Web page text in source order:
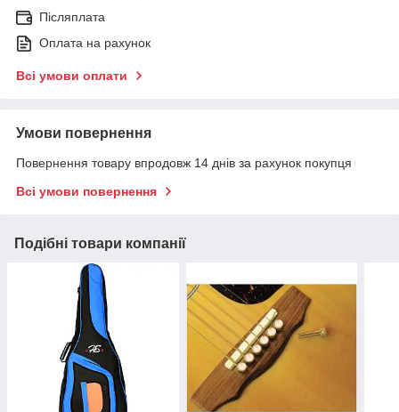
Післяплата
Оплата на рахунок
Всі умови оплати
Умови повернення
Повернення товару впродовж 14 днів за рахунок покупця
Всі умови повернення
Подібні товари компанії